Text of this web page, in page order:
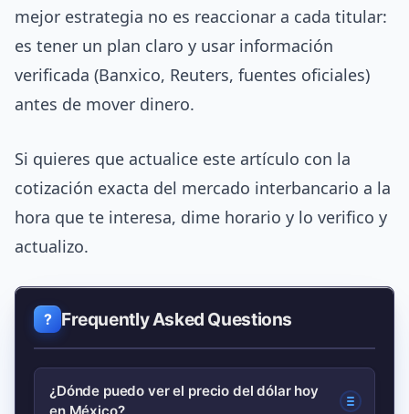
mejor estrategia no es reaccionar a cada titular:
es tener un plan claro y usar información
verificada (Banxico, Reuters, fuentes oficiales)
antes de mover dinero.
Si quieres que actualice este artículo con la
cotización exacta del mercado interbancario a la
hora que te interesa, dime horario y lo verifico y
actualizo.
Frequently Asked Questions
¿Dónde puedo ver el precio del dólar hoy